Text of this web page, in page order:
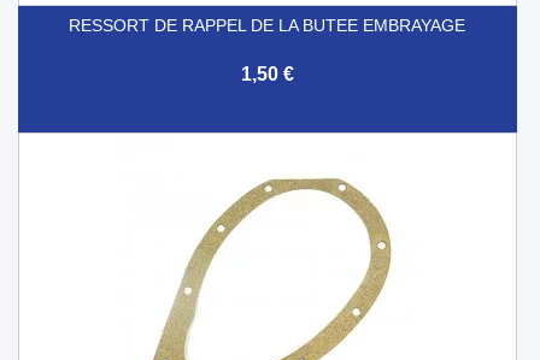
RESSORT DE RAPPEL DE LA BUTEE EMBRAYAGE
1,50 €